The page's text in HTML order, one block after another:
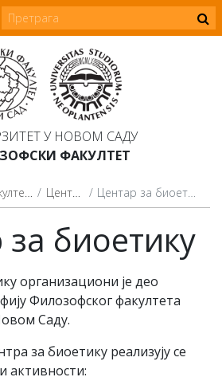
У НОВОМ САДУ
ФАКУЛТЕТ
Центри Центар за биоетику
биоетику
организациони је део
Филозофског факултета
Саду.
за биоетику реализују се
активности: